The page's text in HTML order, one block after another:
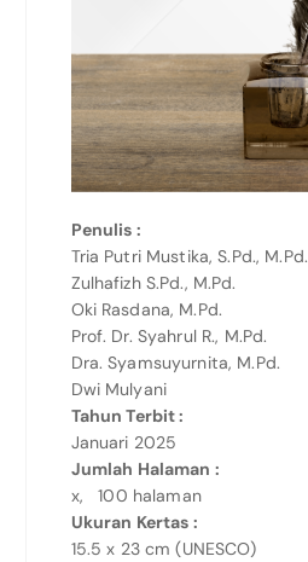
Penulis :
Tria Putri Mustika, S.Pd., M.Pd.
Zulhafizh S.Pd., M.Pd.
Oki Rasdana, M.Pd.
Prof. Dr. Syahrul R., M.Pd.
Dra. Syamsuyurnita, M.Pd.
Dwi Mulyani
Tahun Terbit :
Januari 2025
Jumlah Halaman :
x, 100 halaman
Ukuran Kertas :
15.5 x 23 cm (UNESCO)